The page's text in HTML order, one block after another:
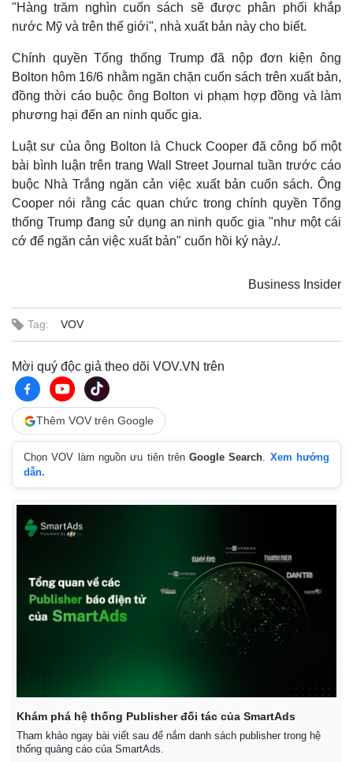
Thế giới
Quan sát
Cuộc sống đó đây
Multimedia
Video
Ảnh
"Hàng trăm nghìn cuốn sách sẽ được phân phối khắp
nước Mỹ và trên thế giới", nhà xuất bản này cho biết.
Chính quyền Tổng thống Trump đã nộp đơn kiện ông
Bolton hôm 16/6 nhằm ngăn chặn cuốn sách trên xuất bản,
đồng thời cáo buộc ông Bolton vi phạm hợp đồng và làm
phương hại đến an ninh quốc gia.
Luật sư của ông Bolton là Chuck Cooper đã công bố một
bài bình luận trên trang Wall Street Journal tuần trước cáo
buộc Nhà Trắng ngăn cản việc xuất bản cuốn sách. Ông
Cooper nói rằng các quan chức trong chính quyền Tổng
thống Trump đang sử dụng an ninh quốc gia "như một cái
cớ để ngăn cản việc xuất bản" cuốn hồi ký này./.
Business Insider
Tag: VOV
Mời quý độc giả theo dõi VOV.VN trên
Thêm VOV trên Google
Chọn VOV làm nguồn ưu tiên trênGoogle Search. Xem hướng
dẫn.
Khám phá hệ thống Publisher đối tác của SmartAds
Tham khảo ngay bài viết sau để nắm danh sách publisher trong hệ
thống quảng cáo của SmartAds.